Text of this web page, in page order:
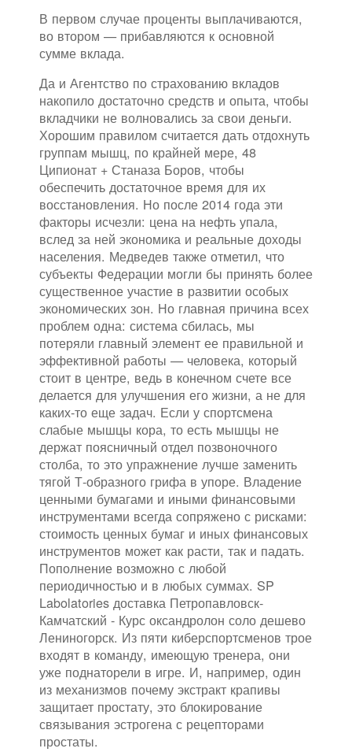
В первом случае проценты выплачиваются,
во втором — прибавляются к основной
сумме вклада.
Да и Агентство по страхованию вкладов
накопило достаточно средств и опыта, чтобы
вкладчики не волновались за свои деньги.
Хорошим правилом считается дать отдохнуть
группам мышц, по крайней мере, 48
Ципионат + Станаза Боров, чтобы
обеспечить достаточное время для их
восстановления. Но после 2014 года эти
факторы исчезли: цена на нефть упала,
вслед за ней экономика и реальные доходы
населения. Медведев также отметил, что
субъекты Федерации могли бы принять более
существенное участие в развитии особых
экономических зон. Но главная причина всех
проблем одна: система сбилась, мы
потеряли главный элемент ее правильной и
эффективной работы — человека, который
стоит в центре, ведь в конечном счете все
делается для улучшения его жизни, а не для
каких-то еще задач. Если у спортсмена
слабые мышцы кора, то есть мышцы не
держат поясничный отдел позвоночного
столба, то это упражнение лучше заменить
тягой Т-образного грифа в упоре. Владение
ценными бумагами и иными финансовыми
инструментами всегда сопряжено с рисками:
стоимость ценных бумаг и иных финансовых
инструментов может как расти, так и падать.
Пополнение возможно с любой
периодичностью и в любых суммах. SP
Labolatories доставка Петропавловск-
Камчатский - Курс оксандролон соло дешево
Лениногорск. Из пяти киберспортсменов трое
входят в команду, имеющую тренера, они
уже поднаторели в игре. И, например, один
из механизмов почему экстракт крапивы
защитает простату, это блокирование
связывания эстрогена с рецепторами
простаты.